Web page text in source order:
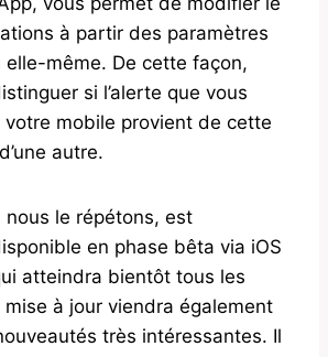
à partir des paramètres
elle-même. De cette façon,
si l’alerte que vous
votre mobile provient de cette
autre.
le répétons, est
en phase bêta via iOS
atteindra bientôt tous les
à jour viendra également
très intéressantes. Il